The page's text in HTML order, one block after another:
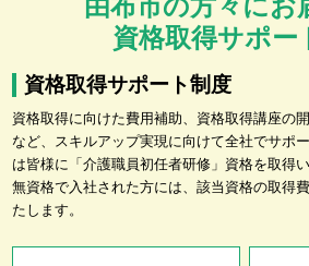
由布市の方々にお
資格取得サポー
資格取得サポート制度
資格取得に向けた費用補助、資格取得講座の
など、スキルアップ実現に向けて全社でサポ
は皆様に「介護職員初任者研修」資格を取得
無資格で入社された方には、該当資格の取得
たします。